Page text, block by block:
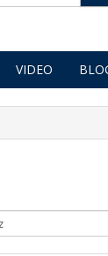
VIDEO